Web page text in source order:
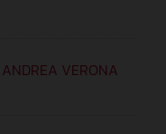
VERONA